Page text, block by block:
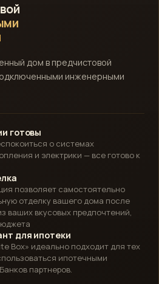
дом в предчистовой
инженерными
готовы
о системах
и электрики — все готово к
позволяет самостоятельно
отделку вашего дома после
ваших вкусовых предпочтений,
для ипотеки
Box» идеально подходит для тех
ипотечными
партнеров.